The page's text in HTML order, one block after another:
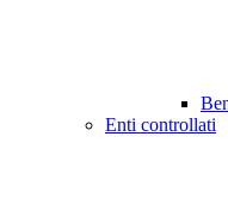
Enti controllati